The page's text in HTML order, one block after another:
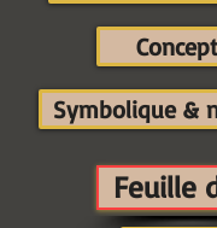
Symbolique &
Feuille